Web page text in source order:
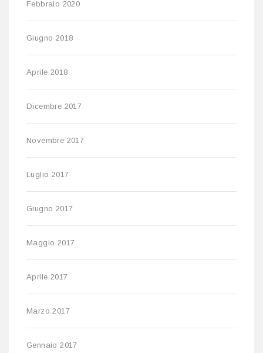
Febbraio 2020
Giugno 2018
Aprile 2018
Dicembre 2017
Novembre 2017
Luglio 2017
Giugno 2017
Maggio 2017
Aprile 2017
Marzo 2017
Gennaio 2017